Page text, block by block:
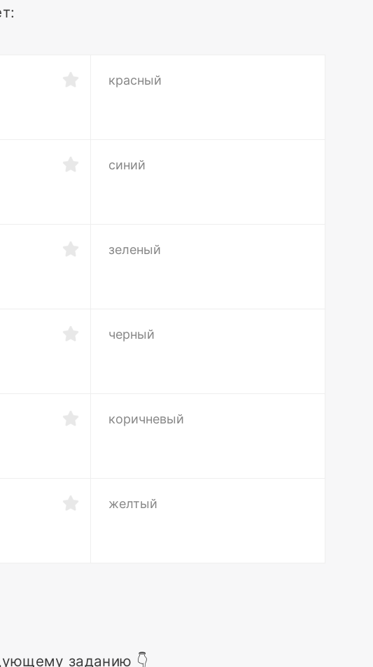
красный
синий
зеленый
черный
коричневый
желтый
заданию 👇